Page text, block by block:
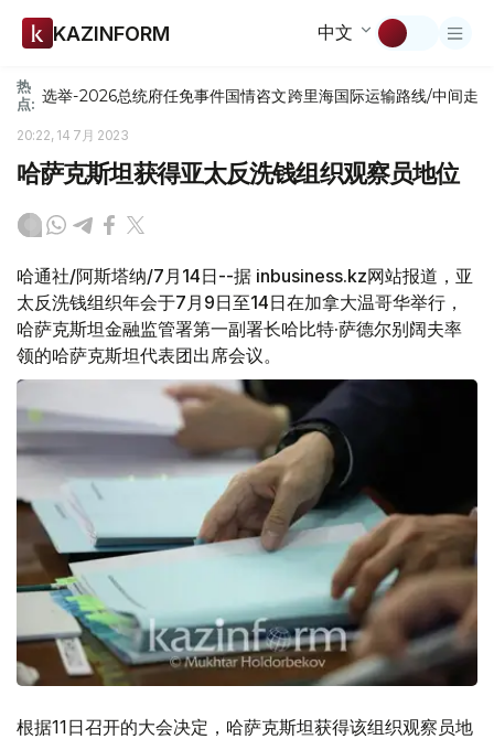
KAZINFORM 中文
热
点: 选举-2026总统府任免事件国情咨文跨里海国际运输路线/中间走廊
20:22, 14 7月 2023
哈萨克斯坦获得亚太反洗钱组织观察员地位
哈通社/阿斯塔纳/7月14日--据 inbusiness.kz网站报道，亚
太反洗钱组织年会于7月9日至14日在加拿大温哥华举行，
哈萨克斯坦金融监管署第一副署长哈比特·萨德尔别阔夫率
领的哈萨克斯坦代表团出席会议。
根据11日召开的大会决定，哈萨克斯坦获得该组织观察员地